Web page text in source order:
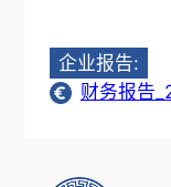
企业报告:
财务报告